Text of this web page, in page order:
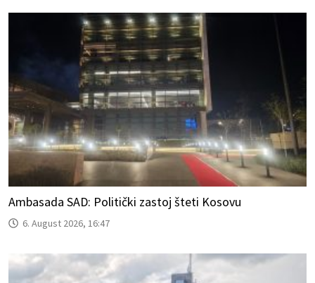
Ambasada SAD: Politički zastoj šteti Kosovu
6. August 2026, 16:47